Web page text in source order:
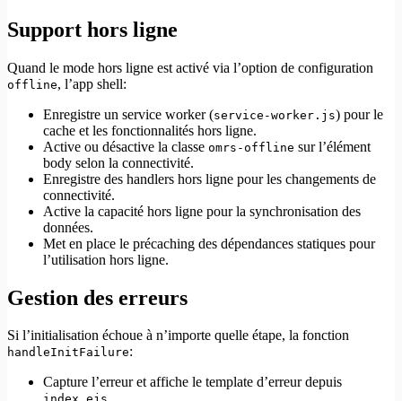
Support hors ligne
Quand le mode hors ligne est activé via l’option de configuration
offline, l’app shell:
Enregistre un service worker (service-worker.js) pour le
cache et les fonctionnalités hors ligne.
Active ou désactive la classe omrs-offline sur l’élément
body selon la connectivité.
Enregistre des handlers hors ligne pour les changements de
connectivité.
Active la capacité hors ligne pour la synchronisation des
données.
Met en place le précaching des dépendances statiques pour
l’utilisation hors ligne.
Gestion des erreurs
Si l’initialisation échoue à n’importe quelle étape, la fonction
handleInitFailure:
Capture l’erreur et affiche le template d’erreur depuis